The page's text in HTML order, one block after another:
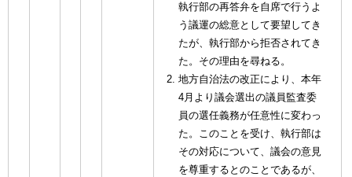
執行部の再答弁を自席で行うよ
う議運の総意として要望してき
たが、執行部から拒否されてき
た。その理由を尋ねる。
地方自治法の改正により、本年
4月より議会選出の議員監査委
員の選任義務が任意性に変わっ
た。このことを受け、執行部は
その対応について、議会の意見
を尊重するとのことであるが、